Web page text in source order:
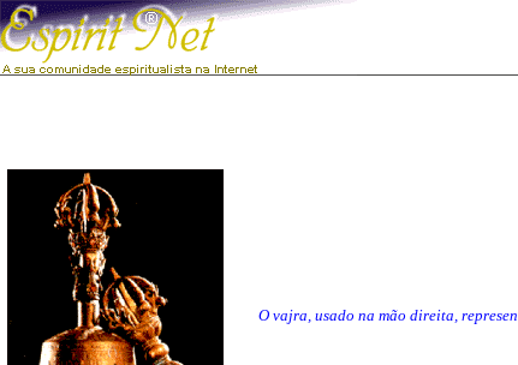
O vajra, usado na mão direita,